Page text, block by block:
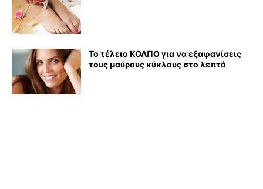
Το τέλειο ΚΟΛΠΟ για να εξαφανίσεις
τους μαύρους κύκλους στο λεπτό